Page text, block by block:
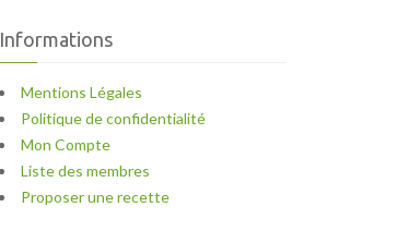
Informations
Mentions Légales
Politique de confidentialité
Mon Compte
Liste des membres
Proposer une recette